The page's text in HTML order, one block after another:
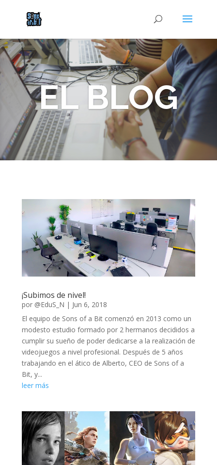
EL BLOG
¡Subimos de nivel!
por @EduS_N | Jun 6, 2018
El equipo de Sons of a Bit comenzó en 2013 como un
modesto estudio formado por 2 hermanos decididos a
cumplir su sueño de poder dedicarse a la realización de
videojuegos a nivel profesional. Después de 5 años
trabajando en el ático de Alberto, CEO de Sons of a
Bit, y...
leer más